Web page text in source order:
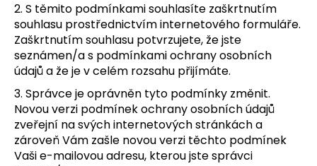
2. S těmito podmínkami souhlasíte zaškrtnutím
souhlasu prostřednictvím internetového formuláře.
Zaškrtnutím souhlasu potvrzujete, že jste
seznámen/a s podmínkami ochrany osobních
údajů a že je v celém rozsahu přijímáte.
3. Správce je oprávněn tyto podmínky změnit.
Novou verzi podmínek ochrany osobních údajů
zveřejní na svých internetových stránkách a
zároveň Vám zašle novou verzi těchto podmínek
Vaši e-mailovou adresu, kterou jste správci